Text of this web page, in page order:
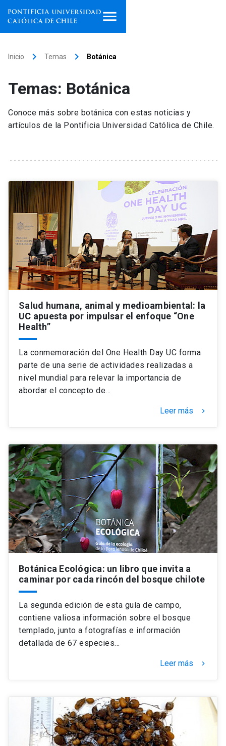
Facultades, escuelas e
institutos
Internacionalización launch
Extensión
Vinculación
Universidad
Información para keyboard_arrow_down
Futuros estudiantes
Estudiantes
Alumni launch
Go to english site launch
ACCESOS DIRECTOS
Admisión
Mi Cuenta UC launch
Correo UC launch
Donaciones launch
Inicio keyboard_arrow_right Temas keyboard_arrow_right Botánica
Temas: Botánica
Conoce más sobre botánica con estas noticias y
artículos de la Pontificia Universidad Católica de Chile.
Salud humana, animal y medioambiental: la
UC apuesta por impulsar el enfoque “One
Health”
La conmemoración del One Health Day UC forma
parte de una serie de actividades realizadas a
nivel mundial para relevar la importancia de
abordar el concepto de…
Leer más keyboard_arrow_right
Botánica Ecológica: un libro que invita a
caminar por cada rincón del bosque chilote
La segunda edición de esta guía de campo,
contiene valiosa información sobre el bosque
templado, junto a fotografías e información
detallada de 67 especies…
Leer más keyboard_arrow_right